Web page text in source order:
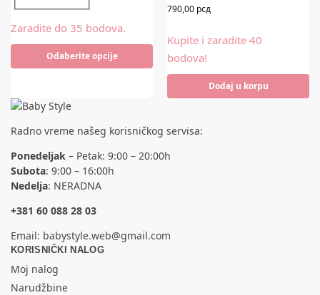
Zaradite do 35 bodova.
Odaberite opcije
790,00 рсд
Kupite i zaradite 40
bodova!
Dodaj u korpu
Radno vreme našeg korisničkog servisa:
Ponedeljak – Petak: 9:00 – 20:00h
Subota: 9:00 – 16:00h
Nedelja: NERADNA
+381 60 088 28 03
Email: babystyle.web@gmail.com
KORISNIČKI NALOG
Moj nalog
Narudžbine